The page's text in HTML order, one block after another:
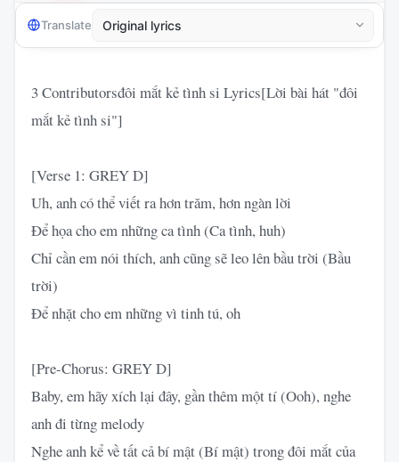
Translate
3 Contributorsđôi mắt kẻ tình si Lyrics[Lời bài hát "đôi
mắt kẻ tình si"]
[Verse 1: GREY D]
Uh, anh có thể viết ra hơn trăm, hơn ngàn lời
Để họa cho em những ca tình (Ca tình, huh)
Chỉ cần em nói thích, anh cũng sẽ leo lên bầu trời (Bầu
trời)
Để nhặt cho em những vì tinh tú, oh
[Pre-Chorus: GREY D]
Baby, em hãy xích lại đây, gần thêm một tí (Ooh), nghe
anh đi từng melody
Nghe anh kể về tất cả bí mật (Bí mật) trong đôi mắt của